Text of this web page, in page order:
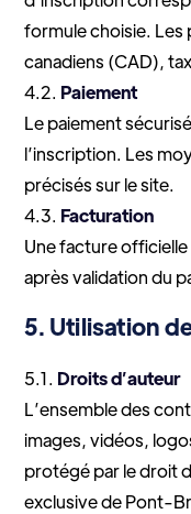
formule choisie. Les
canadiens (CAD),
4.2. Paiement
Le paiement
l’inscription. Les
précisés sur le site.
4.3. Facturation
Une facture
après validation du
5. Utilisation
5.1. Droits d’auteur
L’ensemble des
images, vidéos,
protégé par le droit
exclusive de Pont-